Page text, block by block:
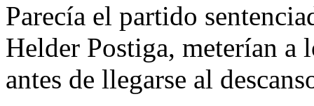
Parecía el partido
Helder Postiga, meterían a
antes de llegarse al